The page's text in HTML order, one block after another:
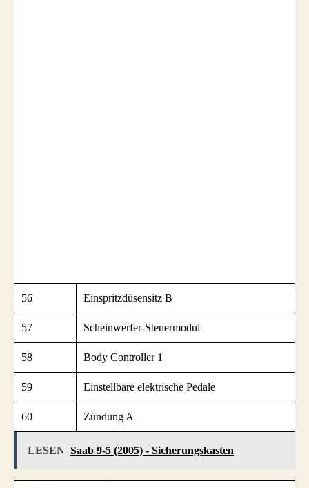
56 Einspritzdüsensitz B
57 Scheinwerfer-Steuermodul
58 Body Controller 1
59 Einstellbare elektrische Pedale
60 Zündung A
LESEN Saab 9-5 (2005) - Sicherungskasten